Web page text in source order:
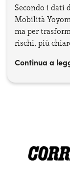
Secondo i dati
Mobilità
ma per
rischi, più
Continua a